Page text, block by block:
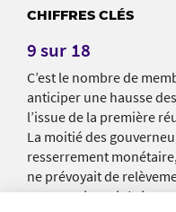
CHIFFRES CLÉS
9 sur 18
C’est le nombre de
anticiper une hausse
l’issue de la première
La moitié des
resserrement
ne prévoyait de
Source : Financial Times